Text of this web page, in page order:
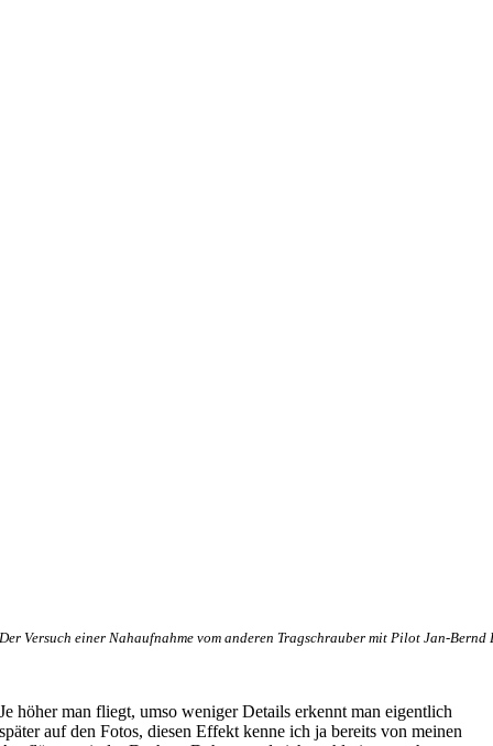
Der Versuch einer Nahaufnahme vom anderen Tragschrauber mit Pilot Jan-
Je höher man fliegt, umso weniger Details erkennt man eigentlich
später auf den Fotos, diesen Effekt kenne ich ja bereits von meinen